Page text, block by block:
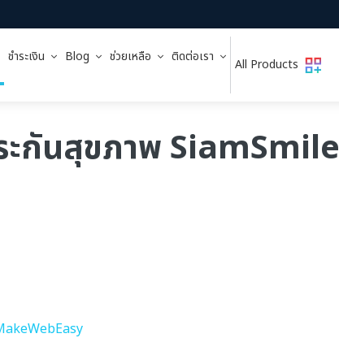
ชำระเงิน Blog ช่วยเหลือ ติดต่อเรา All Products
ะกันสุขภาพ SiamSmile